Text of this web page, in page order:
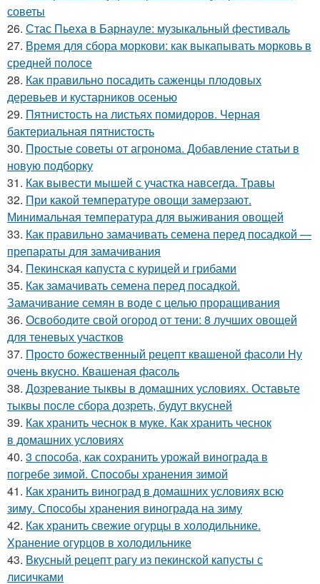
советы
26. Стас Пьеха в Барнауле: музыкальный фестиваль
27. Время для сбора моркови: как выкапывать морковь в
средней полосе
28. Как правильно посадить саженцы плодовых
деревьев и кустарников осенью
29. Пятнистость на листьях помидоров. Черная
бактериальная пятнистость
30. Простые советы от агронома. Добавление статьи в
новую подборку
31. Как вывести мышей с участка навсегда. Травы
32. При какой температуре овощи замерзают.
Минимальная температура для выживания овощей
33. Как правильно замачивать семена перед посадкой —
препараты для замачивания
34. Пекинская капуста с курицей и грибами
35. Как замачивать семена перед посадкой.
Замачивание семян в воде с целью проращивания
36. Освободите свой огород от тени: 8 лучших овощей
для теневых участков
37. Просто божественный рецепт квашеной фасоли Ну
очень вкусно. Квашеная фасоль
38. Дозревание тыквы в домашних условиях. Оставьте
тыквы после сбора дозреть, будут вкусней
39. Как хранить чеснок в муке. Как хранить чеснок
в домашних условиях
40. 3 способа, как сохранить урожай винограда в
погребе зимой. Способы хранения зимой
41. Как хранить виноград в домашних условиях всю
зиму. Способы хранения винограда на зиму
42. Как хранить свежие огурцы в холодильнике.
Хранение огурцов в холодильнике
43. Вкусный рецепт рагу из пекинской капусты с
лисичками